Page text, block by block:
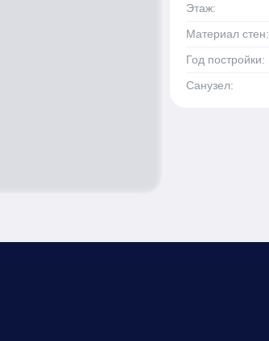
Этаж:
Материал стен:
Год постройки:
Санузел: